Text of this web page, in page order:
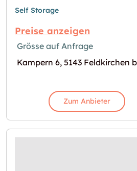
Self Storage
Preise anzeigen
Grösse auf Anfrage
Kampern 6, 5143 Feldkirchen
Zum Anbieter